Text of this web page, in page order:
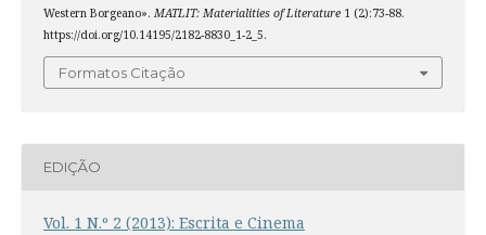
Western Borgeano». MATLIT: Materialities of Literature1 (2):73-88.
https://doi.org/10.14195/2182-8830_1-2_5.
Formatos Citação
EDIÇÃO
Vol. 1 N.º 2 (2013): Escrita e Cinema